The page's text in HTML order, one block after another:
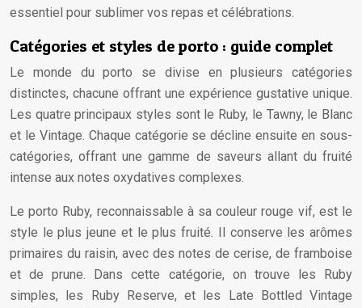
essentiel pour sublimer vos repas et célébrations.
Catégories et styles de porto : guide complet
Le monde du porto se divise en plusieurs catégories
distinctes, chacune offrant une expérience gustative unique.
Les quatre principaux styles sont le Ruby, le Tawny, le Blanc
et le Vintage. Chaque catégorie se décline ensuite en sous-
catégories, offrant une gamme de saveurs allant du fruité
intense aux notes oxydatives complexes.
Le porto Ruby, reconnaissable à sa couleur rouge vif, est le
style le plus jeune et le plus fruité. Il conserve les arômes
primaires du raisin, avec des notes de cerise, de framboise
et de prune. Dans cette catégorie, on trouve les Ruby
simples, les Ruby Reserve, et les Late Bottled Vintage